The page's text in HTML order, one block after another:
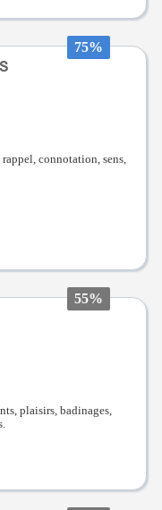
75%
connotation, sens,
55%
plaisirs, badinages,